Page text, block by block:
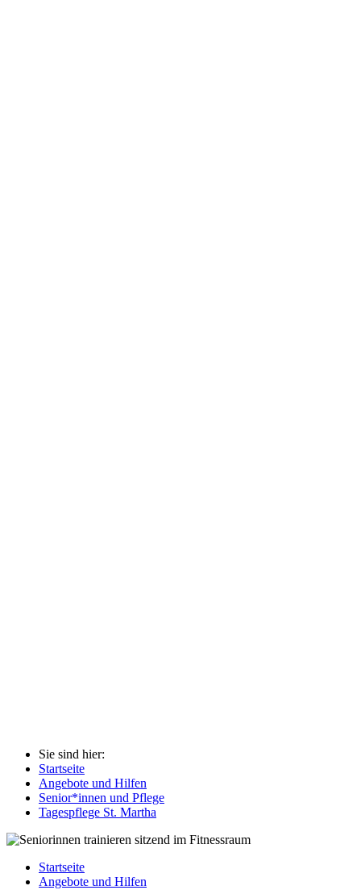
Sie sind hier:
Startseite
Angebote und Hilfen
Senior*innen und Pflege
Tagespflege St. Martha
Startseite
Angebote und Hilfen